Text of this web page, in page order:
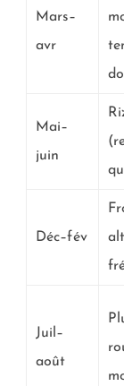
Mars–
avr
Mai–
juin
Déc–fév
Juil–
août